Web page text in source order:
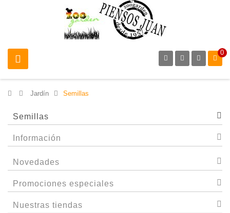
0
> Jardín > Semillas
Semillas
Información
Novedades
Promociones especiales
Nuestras tiendas